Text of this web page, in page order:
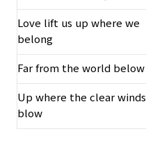
Love lift us up where we
belong
Far from the world below
Up where the clear winds
blow